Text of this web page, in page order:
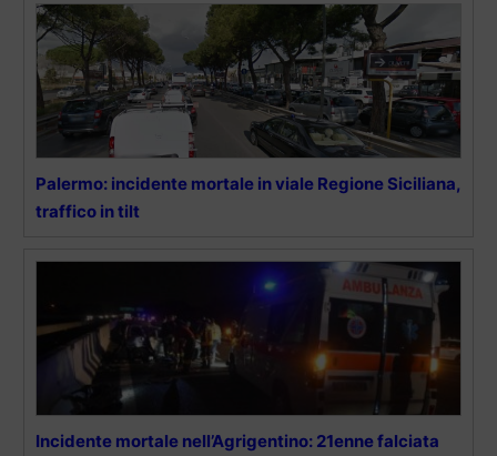
Palermo: incidente mortale in viale Regione Siciliana,
traffico in tilt
Incidente mortale nell’Agrigentino: 21enne falciata